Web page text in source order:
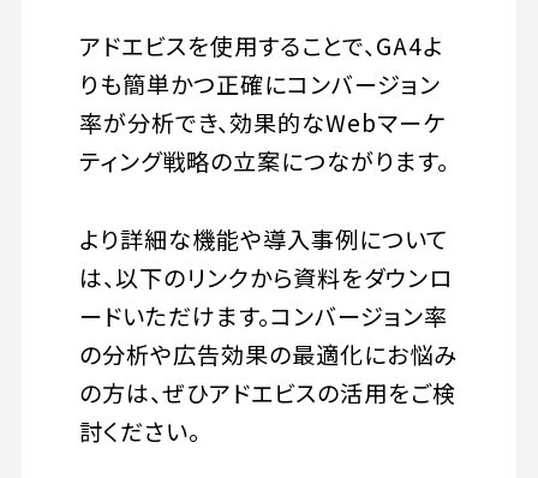
アドエビスを使用することで、GA4よ
りも簡単かつ正確にコンバージョン
率が分析でき、効果的なWebマーケ
ティング戦略の立案につながります。
より詳細な機能や導入事例について
は、以下のリンクから資料をダウンロ
ードいただけます。コンバージョン率
の分析や広告効果の最適化にお悩み
の方は、ぜひアドエビスの活用をご検
討ください。